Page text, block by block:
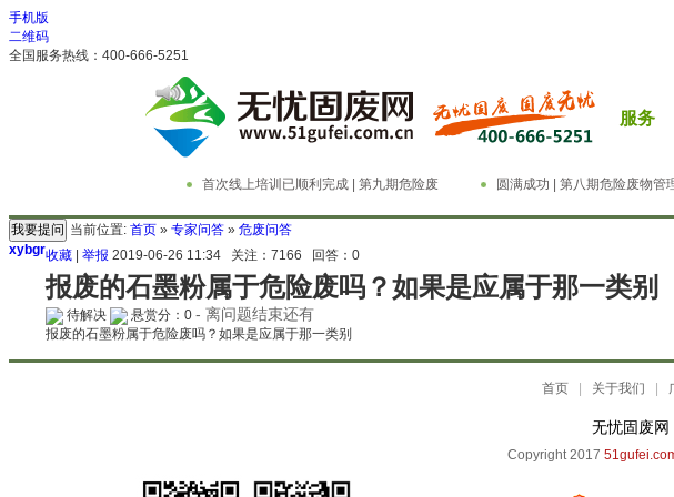
手机版
二维码
全国服务热线：400-666-5251
服务
首次线上培训已顺利完成 | 第九期危险废
物管理与技术实务精英特训营
圆满成功 | 第八期危险废物管
务精英特训营
当前位置: 首页 » 专家问答 » 危废问答
xybgr收藏 举报 2019-06-26 11:34 关注： 7166 回答： 0
报废的石墨粉属于危险废吗？如果是应属于那一类别
待解决 悬赏分：0 - 离问题结束还有
报废的石墨粉属于危险废吗？如果是应属于那一类别
首页 关于我们
无忧固废网
Copyright 2017